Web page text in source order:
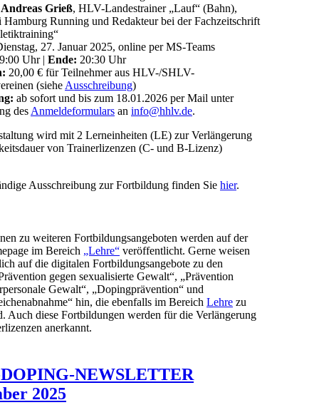
Grieß, HLV-Landestrainer „Lauf“ (Bahn),
Hamburg Running und Redakteur bei der Fachzeitschrift
27. Januar 2025, online per MS-Teams
Uhr | Ende: 20:30 Uhr
20,00 € für Teilnehmer aus HLV-/SHLV-
(siehe Ausschreibung)
ab sofort und bis zum 18.01.2026 per Mail unter
des Anmeldeformulars an info@hhlv.de.
wird mit 2 Lerneinheiten (LE) zur Verlängerung
von Trainerlizenzen (C- und B-Lizenz)
Ausschreibung zur Fortbildung finden Sie hier.
zu weiteren Fortbildungsangeboten werden auf der
im Bereich „Lehre“ veröffentlicht. Gerne weisen
auf die digitalen Fortbildungsangebote zu den
gegen sexualisierte Gewalt“, „Prävention
Gewalt“, „Dopingprävention“ und
hin, die ebenfalls im Bereich Lehre zu
Auch diese Fortbildungen werden für die Verlängerung
anerkannt.
NEWSLETTER
2025